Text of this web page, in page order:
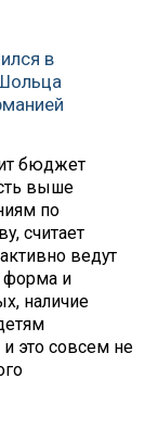
в
бюджет
выше
по
считает
ведут
форма и
наличие
и это совсем не